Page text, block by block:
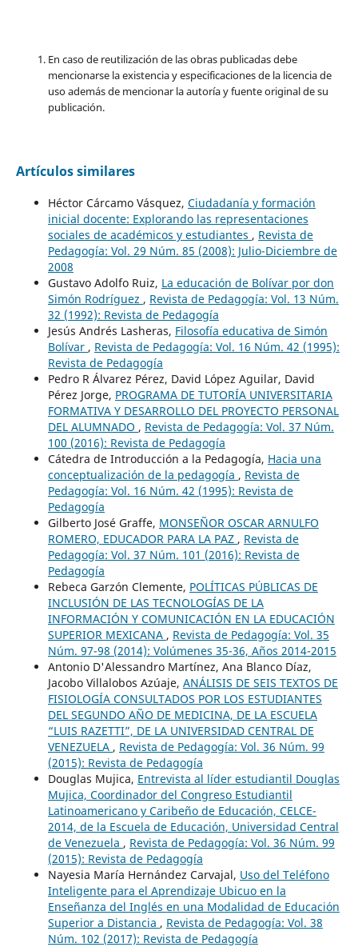
En caso de reutilización de las obras publicadas debe
mencionarse la existencia y especificaciones de la licencia de
uso además de mencionar la autoría y fuente original de su
publicación.
Artículos similares
Héctor Cárcamo Vásquez, Ciudadanía y formación
inicial docente: Explorando las representaciones
sociales de académicos y estudiantes , Revista de
Pedagogía: Vol. 29 Núm. 85 (2008): Julio-Diciembre de
2008
Gustavo Adolfo Ruiz, La educación de Bolívar por don
Simón Rodríguez , Revista de Pedagogía: Vol. 13 Núm.
32 (1992): Revista de Pedagogía
Jesús Andrés Lasheras, Filosofía educativa de Simón
Bolívar , Revista de Pedagogía: Vol. 16 Núm. 42 (1995):
Revista de Pedagogía
Pedro R Álvarez Pérez, David López Aguilar, David
Pérez Jorge, PROGRAMA DE TUTORÍA UNIVERSITARIA
FORMATIVA Y DESARROLLO DEL PROYECTO PERSONAL
DEL ALUMNADO , Revista de Pedagogía: Vol. 37 Núm.
100 (2016): Revista de Pedagogía
Cátedra de Introducción a la Pedagogía, Hacia una
conceptualización de la pedagogía , Revista de
Pedagogía: Vol. 16 Núm. 42 (1995): Revista de
Pedagogía
Gilberto José Graffe, MONSEÑOR OSCAR ARNULFO
ROMERO, EDUCADOR PARA LA PAZ , Revista de
Pedagogía: Vol. 37 Núm. 101 (2016): Revista de
Pedagogía
Rebeca Garzón Clemente, POLÍTICAS PÚBLICAS DE
INCLUSIÓN DE LAS TECNOLOGÍAS DE LA
INFORMACIÓN Y COMUNICACIÓN EN LA EDUCACIÓN
SUPERIOR MEXICANA , Revista de Pedagogía: Vol. 35
Núm. 97-98 (2014): Volúmenes 35-36, Años 2014-2015
Antonio D'Alessandro Martínez, Ana Blanco Díaz,
Jacobo Villalobos Azúaje, ANÁLISIS DE SEIS TEXTOS DE
FISIOLOGÍA CONSULTADOS POR LOS ESTUDIANTES
DEL SEGUNDO AÑO DE MEDICINA, DE LA ESCUELA
“LUIS RAZETTI”, DE LA UNIVERSIDAD CENTRAL DE
VENEZUELA , Revista de Pedagogía: Vol. 36 Núm. 99
(2015): Revista de Pedagogía
Douglas Mujica, Entrevista al líder estudiantil Douglas
Mujica, Coordinador del Congreso Estudiantil
Latinoamericano y Caribeño de Educación, CELCE-
2014, de la Escuela de Educación, Universidad Central
de Venezuela , Revista de Pedagogía: Vol. 36 Núm. 99
(2015): Revista de Pedagogía
Nayesia María Hernández Carvajal, Uso del Teléfono
Inteligente para el Aprendizaje Ubicuo en la
Enseñanza del Inglés en una Modalidad de Educación
Superior a Distancia , Revista de Pedagogía: Vol. 38
Núm. 102 (2017): Revista de Pedagogía